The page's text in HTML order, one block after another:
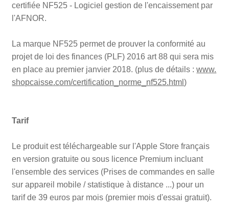
certifiée NF525 - Logiciel gestion de l'encaissement par
l'AFNOR.
La marque NF525 permet de prouver la conformité au
projet de loi des finances (PLF) 2016 art 88 qui sera mis
en place au premier janvier 2018. (plus de détails :www.
shopcaisse.com/certification_norme_nf525.html)
Tarif
Le produit est téléchargeable sur l'Apple Store français
en version gratuite ou sous licence Premium incluant
l'ensemble des services (Prises de commandes en salle
sur appareil mobile / statistique à distance ...) pour un
tarif de 39 euros par mois (premier mois d'essai gratuit).